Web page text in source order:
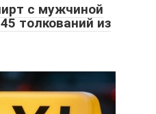
с мужчиной
толкований из